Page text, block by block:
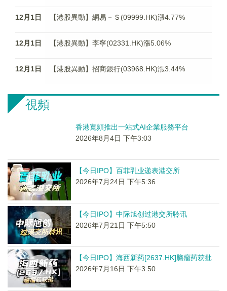
12月1日 【港股異動】網易－Ｓ(09999.HK)漲4.77%
12月1日 【港股異動】李寧(02331.HK)漲5.06%
12月1日 【港股異動】招商銀行(03968.HK)漲3.44%
視頻
香港寬頻推出一站式AI企業服務平台
2026年8月4日 下午3:03
【今日IPO】百菲乳业递表港交所
2026年7月24日 下午5:36
【今日IPO】中际旭创过港交所聆讯
2026年7月21日 下午5:50
【今日IPO】海西新药[2637.HK]脑瘤药获批
2026年7月16日 下午3:50